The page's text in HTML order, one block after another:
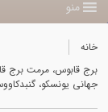
منو
خانه
برج قابوس، مرمت برج
جهانی یونسکو،